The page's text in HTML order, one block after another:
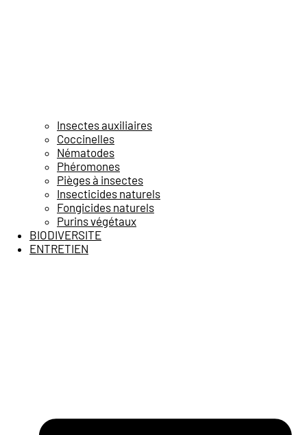
Insectes auxiliaires
Coccinelles
Nématodes
Phéromones
Pièges à insectes
Insecticides naturels
Fongicides naturels
Purins végétaux
BIODIVERSITE
ENTRETIEN